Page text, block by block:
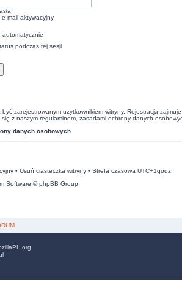
mail aktywacyjny
automatycznie
podczas tej sesji
zarejestrowanym użytkownikiem witryny. Rejestracja
z naszym regulaminem, zasadami ochrony danych
danych osobowych
• Usuń ciasteczka witryny• Strefa czasowa UTC+1godz.
Software © phpBB Group